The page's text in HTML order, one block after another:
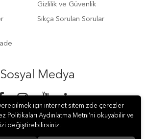
Gizlilik ve Güvenlik
Sıkça Sorulan Sorular
Sosyal Medya
için internet sitemizde çerezler
Politikaları Aydınlatma Metni’ni okuyabilir ve
değiştirebilirsiniz.